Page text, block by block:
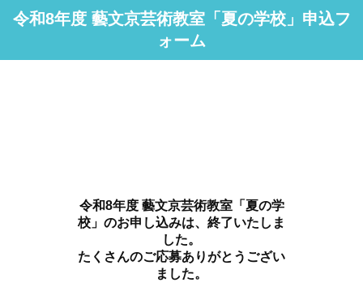
令和8年度 藝文京芸術教室「夏の学校」申込フ
ォーム
令和8年度 藝文京芸術教室「夏の学
校」のお申し込みは、終了いたしま
した。
たくさんのご応募ありがとうござい
ました。